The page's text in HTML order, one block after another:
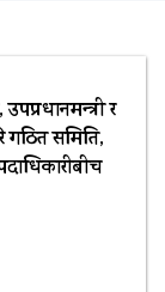
उपप्रधानमन्त्री र
गठित समिति,